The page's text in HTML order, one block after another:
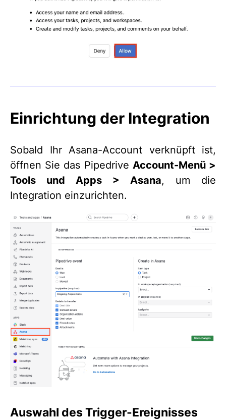
Einrichtung der Integration
Sobald Ihr Asana-Account verknüpft ist,
öffnen Sie das Pipedrive Account-Menü >
Tools und Apps > Asana, um die
Integration einzurichten.
Auswahl des Trigger-Ereignisses